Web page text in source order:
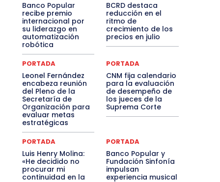
Banco Popular
recibe premio
internacional por
su liderazgo en
automatización
robótica
BCRD destaca
reducción en el
ritmo de
crecimiento de los
precios en julio
PORTADA
Leonel Fernández
encabeza reunión
del Pleno de la
Secretaría de
Organización para
evaluar metas
estratégicas
PORTADA
CNM fija calendario
para la evaluación
de desempeño de
los jueces de la
Suprema Corte
PORTADA
Luis Henry Molina:
«He decidido no
procurar mi
continuidad en la
PORTADA
Banco Popular y
Fundación Sinfonía
impulsan
experiencia musical